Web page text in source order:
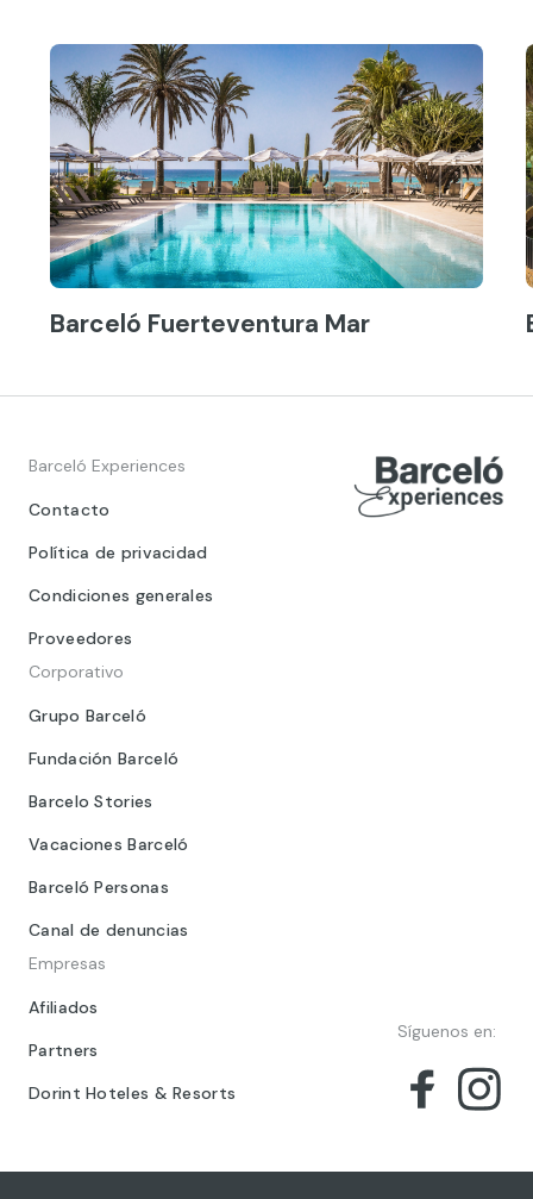
Barceló Fuerteventura Mar
Barceló Experiences
Contacto
Política de privacidad
Condiciones generales
Proveedores
Corporativo
Grupo Barceló
Fundación Barceló
Barcelo Stories
Vacaciones Barceló
Barceló Personas
Canal de denuncias
Empresas
Afiliados
Partners
Dorint Hoteles & Resorts
Síguenos en: